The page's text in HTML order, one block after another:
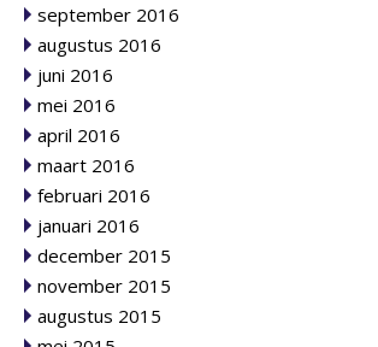
september 2016
augustus 2016
juni 2016
mei 2016
april 2016
maart 2016
februari 2016
januari 2016
december 2015
november 2015
augustus 2015